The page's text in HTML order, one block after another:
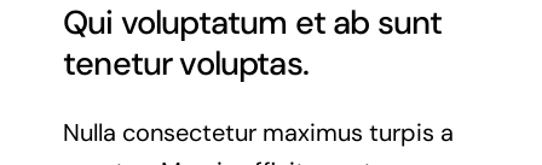
Qui voluptatum et ab sunt
tenetur voluptas.
Nulla consectetur maximus turpis a